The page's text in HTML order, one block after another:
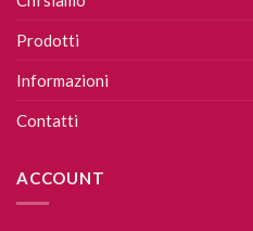
Prodotti
Informazioni
Contatti
ACCOUNT